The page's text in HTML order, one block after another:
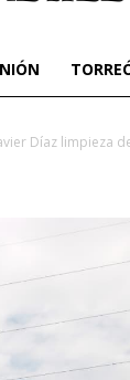
Díaz limpieza